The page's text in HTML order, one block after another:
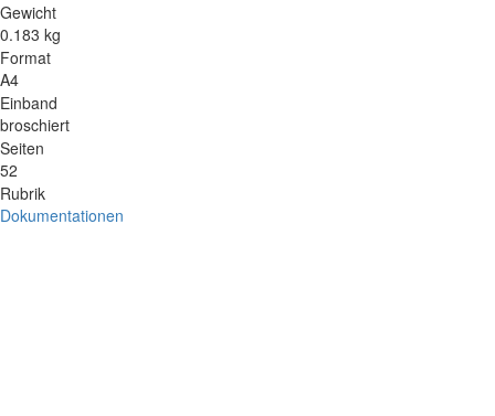
Gewicht
0.183 kg
Format
A4
Einband
broschiert
Seiten
52
Rubrik
Dokumentationen